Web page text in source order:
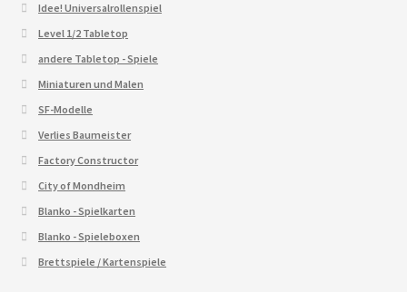
Idee! Universalrollenspiel
Level 1/2 Tabletop
andere Tabletop - Spiele
Miniaturen und Malen
SF-Modelle
Verlies Baumeister
Factory Constructor
City of Mondheim
Blanko - Spielkarten
Blanko - Spieleboxen
Brettspiele / Kartenspiele